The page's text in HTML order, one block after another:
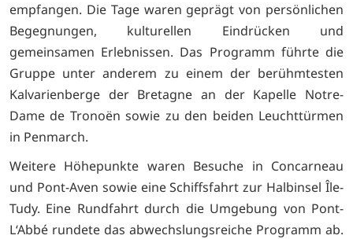
empfangen. Die Tage waren geprägt von persönlichen
Begegnungen, kulturellen Eindrücken und
gemeinsamen Erlebnissen. Das Programm führte die
Gruppe unter anderem zu einem der berühmtesten
Kalvarienberge der Bretagne an der Kapelle Notre-
Dame de Tronoën sowie zu den beiden Leuchttürmen
in Penmarch.
Weitere Höhepunkte waren Besuche in Concarneau
und Pont-Aven sowie eine Schiffsfahrt zur Halbinsel Île-
Tudy. Eine Rundfahrt durch die Umgebung von Pont-
L‘Abbé rundete das abwechslungsreiche Programm ab.